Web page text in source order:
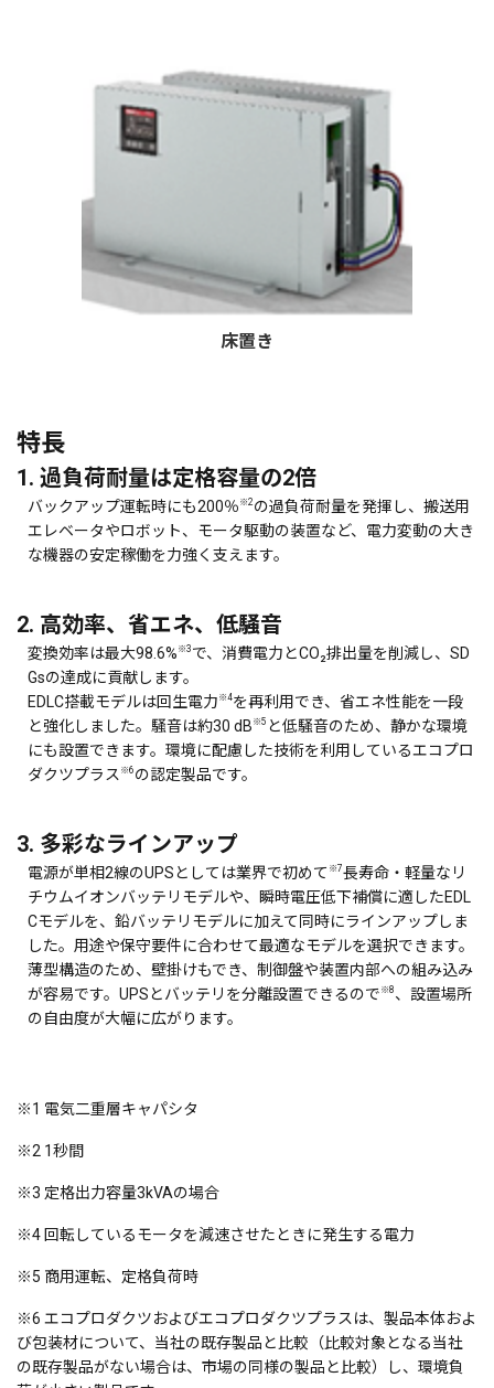
床置き
特長
1. 過負荷耐量は定格容量の2倍
バックアップ運転時にも200％ ※2の過負荷耐量を発揮し、搬送用
エレベータやロボット、モータ駆動の装置など、電力変動の大き
な機器の安定稼働を力強く支えます。
2. 高効率、省エネ、低騒音
変換効率は最大98.6% ※3 で、消費電力とCO₂排出量を削減し、SD
Gsの達成に貢献します。
EDLC搭載モデルは回生電力 ※4を再利用でき、省エネ性能を一段
と強化しました。騒音は約30 dB ※5 と低騒音のため、静かな環境
にも設置できます。環境に配慮した技術を利用しているエコプロ
ダクツプラス ※6 の認定製品です。
3. 多彩なラインアップ
電源が単相2線のUPSとしては業界で初めて ※7長寿命・軽量なリ
チウムイオンバッテリモデルや、瞬時電圧低下補償に適したEDL
Cモデルを、鉛バッテリモデルに加えて同時にラインアップしま
した。用途や保守要件に合わせて最適なモデルを選択できます。
薄型構造のため、壁掛けもでき、制御盤や装置内部への組み込み
が容易です。UPSとバッテリを分離設置できるので ※8 、設置場所
の自由度が大幅に広がります。
※1 電気二重層キャパシタ
※2 1秒間
※3 定格出力容量3kVAの場合
※4 回転しているモータを減速させたときに発生する電力
※5 商用運転、定格負荷時
※6 エコプロダクツおよびエコプロダクツプラスは、製品本体およ
び包装材について、当社の既存製品と比較（比較対象となる当社
の既存製品がない場合は、市場の同様の製品と比較）し、環境負